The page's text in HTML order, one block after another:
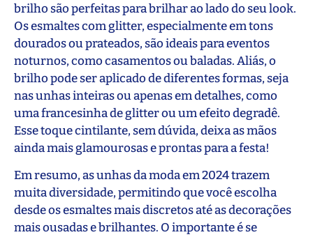
brilho são perfeitas para brilhar ao lado do seu look.
Os esmaltes com glitter, especialmente em tons
dourados ou prateados, são ideais para eventos
noturnos, como casamentos ou baladas. Aliás, o
brilho pode ser aplicado de diferentes formas, seja
nas unhas inteiras ou apenas em detalhes, como
uma francesinha de glitter ou um efeito degradê.
Esse toque cintilante, sem dúvida, deixa as mãos
ainda mais glamourosas e prontas para a festa!
Em resumo, as unhas da moda em 2024 trazem
muita diversidade, permitindo que você escolha
desde os esmaltes mais discretos até as decorações
mais ousadas e brilhantes. O importante é se